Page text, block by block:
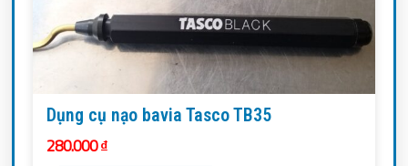
Dụng cụ nạo bavia Tasco TB35
280.000₫